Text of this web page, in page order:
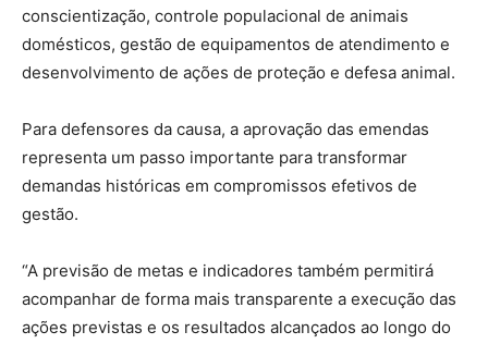
conscientização, controle populacional de animais
domésticos, gestão de equipamentos de atendimento e
desenvolvimento de ações de proteção e defesa animal.
Para defensores da causa, a aprovação das emendas
representa um passo importante para transformar
demandas históricas em compromissos efetivos de
gestão.
“A previsão de metas e indicadores também permitirá
acompanhar de forma mais transparente a execução das
ações previstas e os resultados alcançados ao longo do